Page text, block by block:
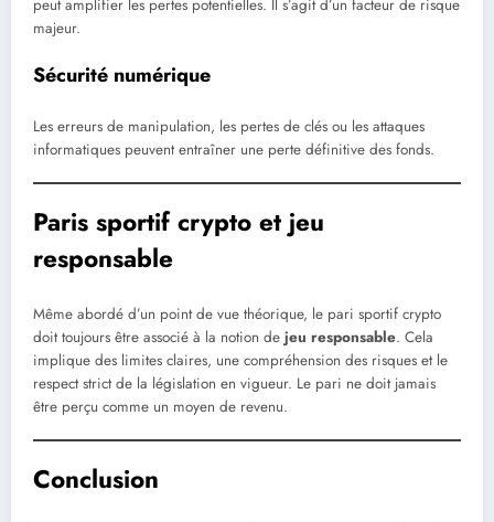
peut amplifier les pertes potentielles. Il s’agit d’un facteur de risque
majeur.
Sécurité numérique
Les erreurs de manipulation, les pertes de clés ou les attaques
informatiques peuvent entraîner une perte définitive des fonds.
Paris sportif crypto et jeu
responsable
Même abordé d’un point de vue théorique, le pari sportif crypto
doit toujours être associé à la notion de jeu responsable. Cela
implique des limites claires, une compréhension des risques et le
respect strict de la législation en vigueur. Le pari ne doit jamais
être perçu comme un moyen de revenu.
Conclusion